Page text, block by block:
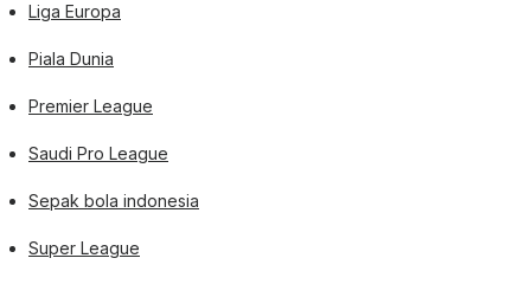
Liga Europa
Piala Dunia
Premier League
Saudi Pro League
Sepak bola indonesia
Super League